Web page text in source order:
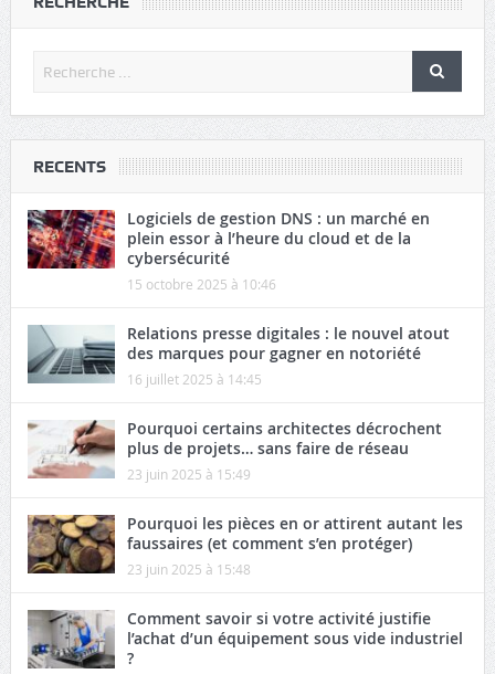
RECENTS
Logiciels de gestion DNS : un marché en
plein essor à l’heure du cloud et de la
cybersécurité
15 octobre 2025 à 10:46
Relations presse digitales : le nouvel atout
des marques pour gagner en notoriété
16 juillet 2025 à 14:45
Pourquoi certains architectes décrochent
plus de projets… sans faire de réseau
23 juin 2025 à 15:49
Pourquoi les pièces en or attirent autant les
faussaires (et comment s’en protéger)
23 juin 2025 à 15:48
Comment savoir si votre activité justifie
l’achat d’un équipement sous vide industriel
?